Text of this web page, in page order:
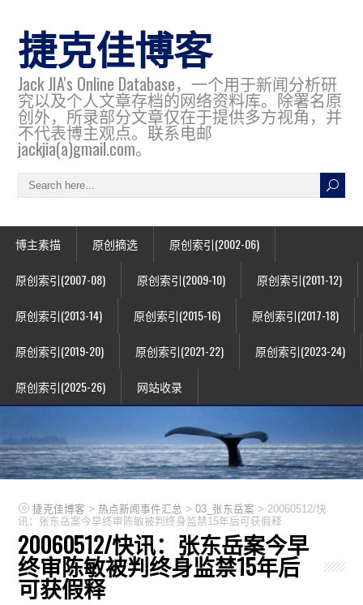
捷克佳博客
Jack JIA's Online Database，一个用于新闻分析研
究以及个人文章存档的网络资料库。除署名原
创外，所录部分文章仅在于提供多方视角，并
不代表博主观点。联系电邮
jackjia(a)gmail.com。
博主素描 原创摘选 原创索引(2002-06)
原创索引(2007-08) 原创索引(2009-10) 原创索引(2011-12)
原创索引(2013-14) 原创索引(2015-16) 原创索引(2017-18)
原创索引(2019-20) 原创索引(2021-22) 原创索引(2023-24)
原创索引(2025-26) 网站收录
捷克佳博客 > 热点新闻事件汇总 >03_张东岳案 > 20060512/快
讯：张东岳案今早终审陈敏被判终身监禁15年后可获假释
20060512/快讯：张东岳案今早
终审陈敏被判终身监禁15年后
可获假释